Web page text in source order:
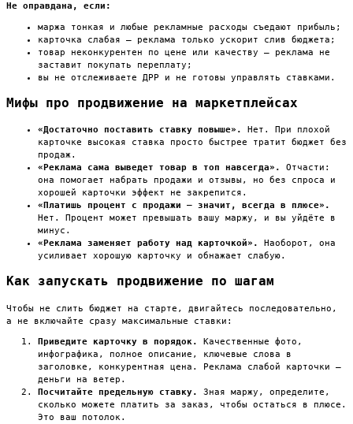
Не оправдана, если:
маржа тонкая и любые рекламные расходы съедают прибыль;
карточка слабая — реклама только ускорит слив бюджета;
товар неконкурентен по цене или качеству — реклама не
заставит покупать переплату;
вы не отслеживаете ДРР и не готовы управлять ставками.
Мифы про продвижение на маркетплейсах
«Достаточно поставить ставку повыше».
Нет. При плохой
карточке высокая ставка просто быстрее тратит бюджет без
продаж.
«Реклама сама выведет товар в топ навсегда».
Отчасти:
она помогает набрать продажи и отзывы, но без спроса и
хорошей карточки эффект не закрепится.
«Платишь процент с продажи — значит, всегда в плюсе».
Нет. Процент может превышать вашу маржу, и вы уйдёте в
минус.
«Реклама заменяет работу над карточкой».
Наоборот, она
усиливает хорошую карточку и обнажает слабую.
Как запускать продвижение по шагам
Чтобы не слить бюджет на старте, двигайтесь последовательно,
а не включайте сразу максимальные ставки:
Приведите карточку в порядок.
Качественные фото,
инфографика, полное описание, ключевые слова в
заголовке, конкурентная цена. Реклама слабой карточки —
деньги на ветер.
Посчитайте предельную ставку.
Зная маржу, определите,
сколько можете платить за заказ, чтобы остаться в плюсе.
Это ваш потолок.